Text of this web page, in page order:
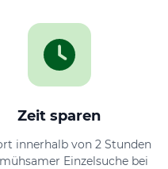
Zeit sparen
innerhalb von 2 Stunden
Einzelsuche bei